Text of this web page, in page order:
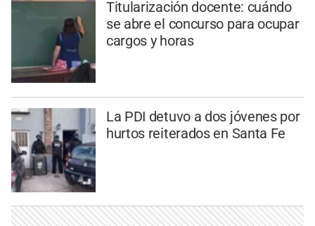
Titularización docente: cuándo
se abre el concurso para ocupar
cargos y horas
La PDI detuvo a dos jóvenes por
hurtos reiterados en Santa Fe